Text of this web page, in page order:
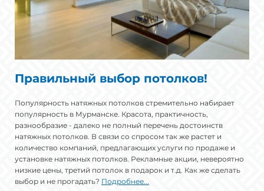
Правильный выбор потолков!
Популярность натяжных потолков стремительно набирает
популярность в Мурманске. Красота, практичность,
разнообразие - далеко не полный перечень достоинств
натяжных потолков. В связи со спросом так же растет и
количество компаний, предлагающих услуги по продаже и
установке натяжных потолков. Рекламные акции, невероятно
низкие цены, третий потолок в подарок и т.д. Как же сделать
выбор и не прогадать? Подробнее...